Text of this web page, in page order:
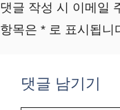
댓글 작성 시 이메일
항목은 * 로 표시됩니
댓글 남기기